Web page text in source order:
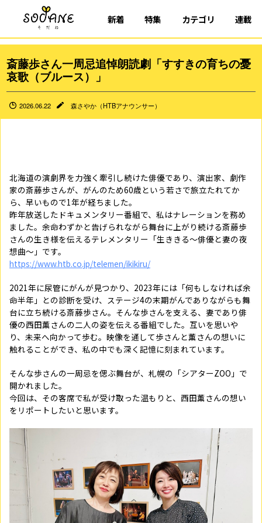
新着 特集 カテゴリ 連載
斎藤歩さん一周忌追悼朗読劇「すすきの育ちの憂
哀歌（ブルース）」
2026.06.22 森さやか（HTBアナウンサー）
北海道の演劇界を力強く牽引し続けた俳優であり、演出家、劇作
家の斎藤歩さんが、がんのため60歳という若さで旅立たれてか
ら、早いもので1年が経ちました。
昨年放送したドキュメンタリー番組で、私はナレーションを務め
ました。余命わずかと告げられながら舞台に上がり続ける斎藤歩
さんの生き様を伝えるテレメンタリー「生ききる～俳優と妻の夜
想曲～」です。
https://www.htb.co.jp/telemen/ikikiru/
2021年に尿管にがんが見つかり、2023年には「何もしなければ余
命半年」との診断を受け、ステージ4の末期がんでありながらも舞
台に立ち続ける斎藤歩さん。そんな歩さんを支える、妻であり俳
優の西田薫さんの二人の姿を伝える番組でした。互いを思いや
り、未来へ向かって歩む。映像を通して歩さんと薫さんの想いに
触れることができ、私の中でも深く記憶に刻まれています。
そんな歩さんの一周忌を偲ぶ舞台が、札幌の「シアターZOO」で
開かれました。
今回は、その客席で私が受け取った温もりと、西田薫さんの想い
をリポートしたいと思います。